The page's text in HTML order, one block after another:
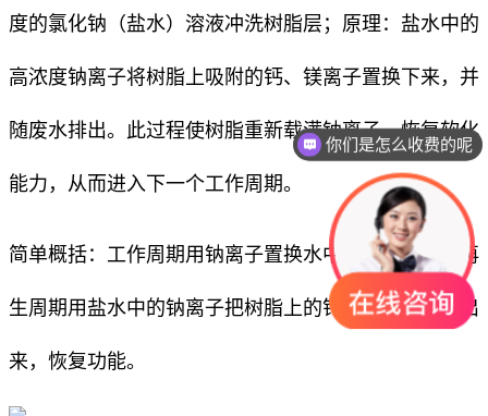
度的氯化钠（盐水）溶液冲洗树脂层；原理：盐水中的
高浓度钠离子将树脂上吸附的钙、镁离子置换下来，并
随废水排出。此过程使树脂重新载满钠离子，恢复软化
能力，从而进入下一个工作周期。
简单概括：工作周期用钠离子置换水中的钙镁离子；再
生周期用盐水中的钠离子把树脂上的钙镁离子再置换出
来，恢复功能。
你们是怎么收费的呢